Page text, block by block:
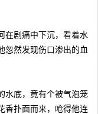
剧痛中下沉，看着水
忽然发现伤口渗出的血
底，竟有个被气泡笼
香扑面而来，呛得他连